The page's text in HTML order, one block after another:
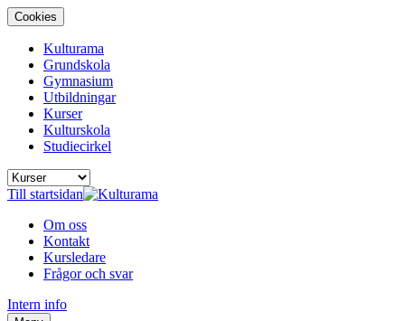
Cookies
Kulturama
Grundskola
Gymnasium
Utbildningar
Kurser
Kulturskola
Studiecirkel
Till startsidan
Om oss
Kontakt
Kursledare
Frågor och svar
Intern info